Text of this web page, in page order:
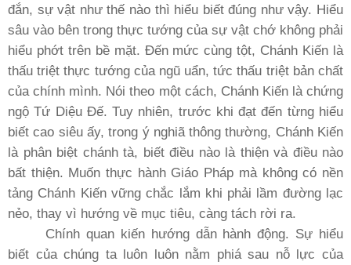
đắn, sự vật như thế nào thì hiểu biết đúng như vậy. Hiểu
sâu vào bên trong thực tướng của sự vật chớ không phải
hiểu phớt trên bề mặt. Ðến mức cùng tột, Chánh Kiến là
thấu triệt thực tướng của ngũ uẩn, tức thấu triệt bản chất
của chính mình. Nói theo một cách, Chánh Kiến là chứng
ngộ Tứ Diệu Ðế. Tuy nhiên, trước khi đạt đến từng hiểu
biết cao siêu ấy, trong ý nghiã thông thường, Chánh Kiến
là phân biệt chánh tà, biết điều nào là thiện và điều nào
bất thiện. Muốn thực hành Giáo Pháp mà không có nền
tảng Chánh Kiến vững chắc lắm khi phải lầm đường lạc
nẻo, thay vì hướng về mục tiêu, càng tách rời ra.
Chính quan kiến hướng dẫn hành động. Sự hiểu
biết của chúng ta luôn luôn nằm phiá sau nỗ lực của